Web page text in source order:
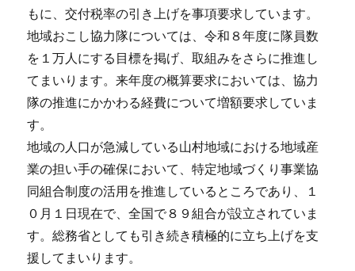
もに、交付税率の引き上げを事項要求しています。
地域おこし協力隊については、令和８年度に隊員数
を１万人にする目標を掲げ、取組みをさらに推進し
てまいります。来年度の概算要求においては、協力
隊の推進にかかわる経費について増額要求していま
す。
地域の人口が急減している山村地域における地域産
業の担い手の確保において、特定地域づくり事業協
同組合制度の活用を推進しているところであり、１
０月１日現在で、全国で８９組合が設立されていま
す。総務省としても引き続き積極的に立ち上げを支
援してまいります。